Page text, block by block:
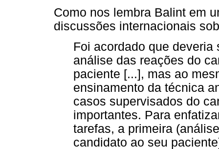
Como nos lembra Balint em
discussões internacionais
Foi acordado que
análise das reações do
paciente [...], mas ao
ensinamento da técnica
casos supervisados do
importantes. Para
tarefas, a primeira
candidato ao seu